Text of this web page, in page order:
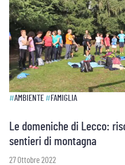
#AMBIENTE #FAMIGLIA
Le domeniche di Lecco:
sentieri di montagna
27 Ottobre 2022